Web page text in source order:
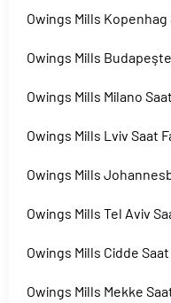
Owings Mills Kopenhag
Owings Mills Budapeşte
Owings Mills Milano
Owings Mills Lviv Saat
Owings Mills
Owings Mills Tel Aviv
Owings Mills Cidde Saat
Owings Mills Mekke